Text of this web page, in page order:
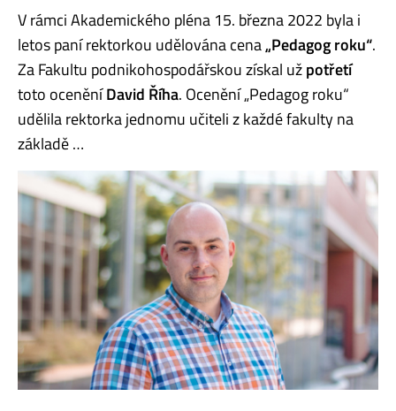
V rámci Akademického pléna 15. března 2022 byla i
letos paní rektorkou udělována cena„Pedagog roku“.
Za Fakultu podnikohospodářskou získal užpotřetí
toto oceněníDavid Říha. Ocenění „Pedagog roku“
udělila rektorka jednomu učiteli z každé fakulty na
základě …